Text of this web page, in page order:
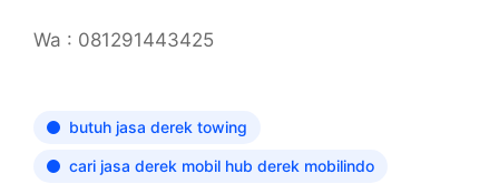
Wa : 081291443425
butuh jasa derek towing
cari jasa derek mobil hub derek mobilindo